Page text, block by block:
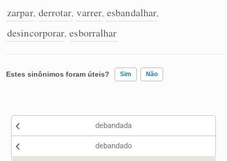
zarpar, derrotar, varrer, esbandalhar,
desincorporar, esborralhar
Estes sinônimos foram úteis? Sim Não
Nenhum dos sinônimos apresentados me ajudou
debandada
debandado